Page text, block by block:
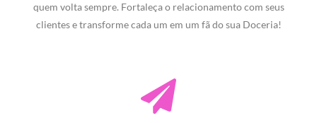
quem volta sempre. Fortaleça o relacionamento com seus
clientes e transforme cada um em um fã do sua Doceria!